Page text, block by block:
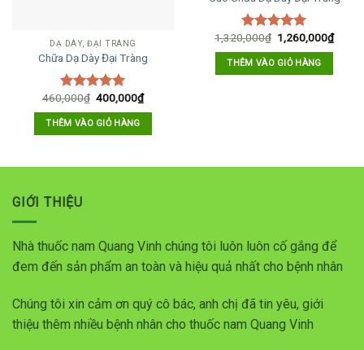
DẠ DÀY, ĐẠI TRÀNG
Chữa Dạ Dày Đại Tràng
Được xếp
hạng5.00
5 sao
460,000₫ 400,000₫
THÊM VÀO GIỎ HÀNG
Được xếp
hạng5.00
5 sao
1,320,000₫ 1,260,000₫
THÊM VÀO GIỎ HÀNG
GIỚI THIỆU
Nhà thuốc nam Quang Vinh chúng tôi luôn luôn cố gắng để
đem đến sản phẩm an toàn và hiệu quả nhất cho bệnh nhân
Chúng tôi xin cảm ơn quý cô bác, anh chị đã tin yêu, giới
thiệu thêm nhiều bệnh nhân cho thuốc nam Quang Vinh